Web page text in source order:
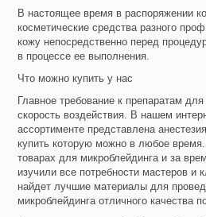
В настоящее время в распоряжении
косметические средства разного
кожу непосредственно перед
в процессе ее выполнения.
Что можно купить у нас
Главное требование к препаратам
скорость воздействия. В нашем
ассортименте представлена
купить которую можно в любое
товарах для микроблейдинга и за
изучили все потребности мастеров и
найдет лучшие материалы для
микроблейдинга отличного качества